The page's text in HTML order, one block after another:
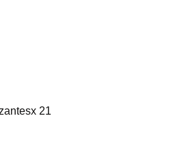
21